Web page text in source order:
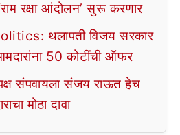
रक्षा आंदोलन’ सुरू करणार
थलापती विजय सरकार
50 कोटींची ऑफर
संपवायला संजय राऊत हेच
मोठा दावा